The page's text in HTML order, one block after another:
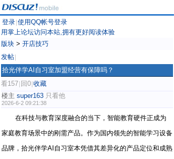
登录 使用QQ帐号登录
用掌上论坛访问本站,拥有更好阅读体验
版块 > 开店技巧
发帖
拾光伴学AI自习室加盟经营有保障吗？
看157 回0 收藏
楼主 super163 只看他
2026-6-2 09:21:38
在科技与教育深度融合的当下，智能教育硬件正成为
家庭教育场景中的刚需产品。作为国内领先的智能学习设备
品牌，拾光伴学AI自习室本凭借其差异化的产品定位和成熟